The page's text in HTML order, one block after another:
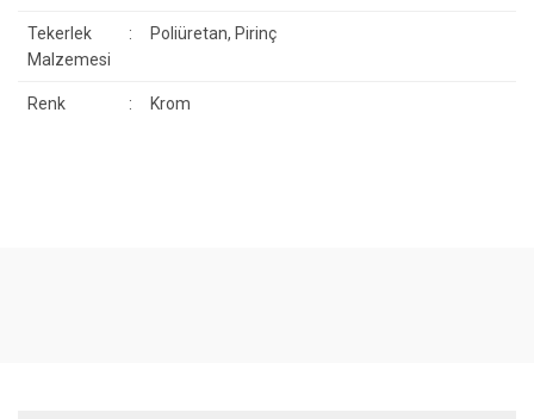
Tekerlek
Malzemesi
: Poliüretan, Pirinç
Renk : Krom